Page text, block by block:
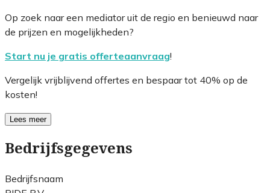
Op zoek naar een mediator uit de regio en benieuwd naar
de prijzen en mogelijkheden?
Start nu je gratis offerteaanvraag!
Vergelijk vrijblijvend offertes en bespaar tot 40% op de
kosten!
Lees meer
Bedrijfsgegevens
Bedrijfsnaam